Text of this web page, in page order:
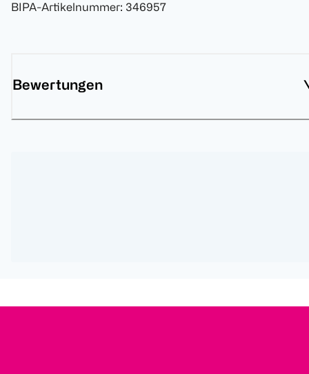
BIPA-Artikelnummer: 346957
Bewertungen